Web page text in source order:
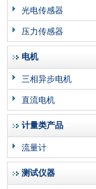
光电传感器
压力传感器
电机
三相异步电机
直流电机
计量类产品
流量计
测试仪器